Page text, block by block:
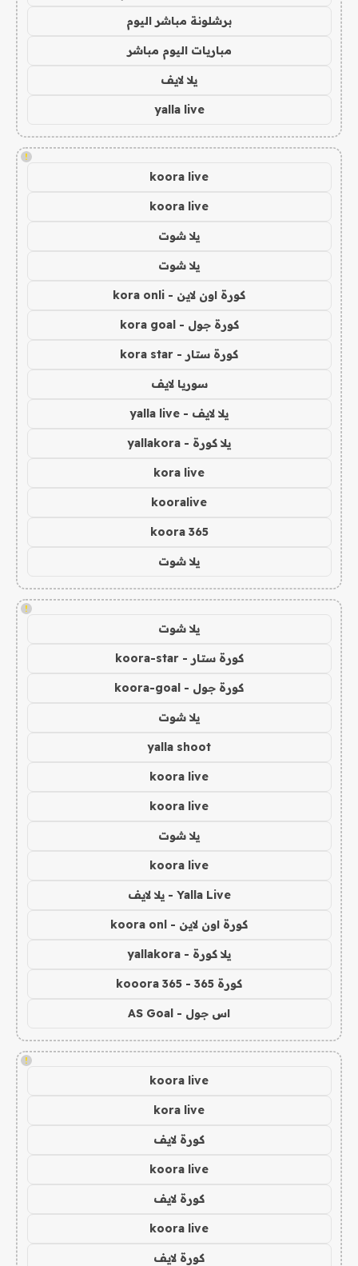
برشلونة مباشر اليوم
مباريات اليوم مباشر
يلا لايف
yalla live
!
koora live
koora live
يلا شوت
يلا شوت
كورة اون لاين - kora onli
كورة جول - kora goal
كورة ستار - kora star
سوريا لايف
يلا لايف - yalla live
يلا كورة - yallakora
kora live
kooralive
koora 365
يلا شوت
!
يلا شوت
كورة ستار - koora-star
كورة جول - koora-goal
يلا شوت
yalla shoot
koora live
koora live
يلا شوت
koora live
Yalla Live - يلا لايف
كورة اون لاين - koora onl
يلا كورة - yallakora
كورة 365 - kooora 365
اس جول - AS Goal
!
koora live
kora live
كورة لايف
koora live
كورة لايف
koora live
كورة لايف